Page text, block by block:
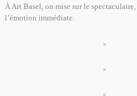
À Art Basel, on mise sur le
l’émotion immédiate.